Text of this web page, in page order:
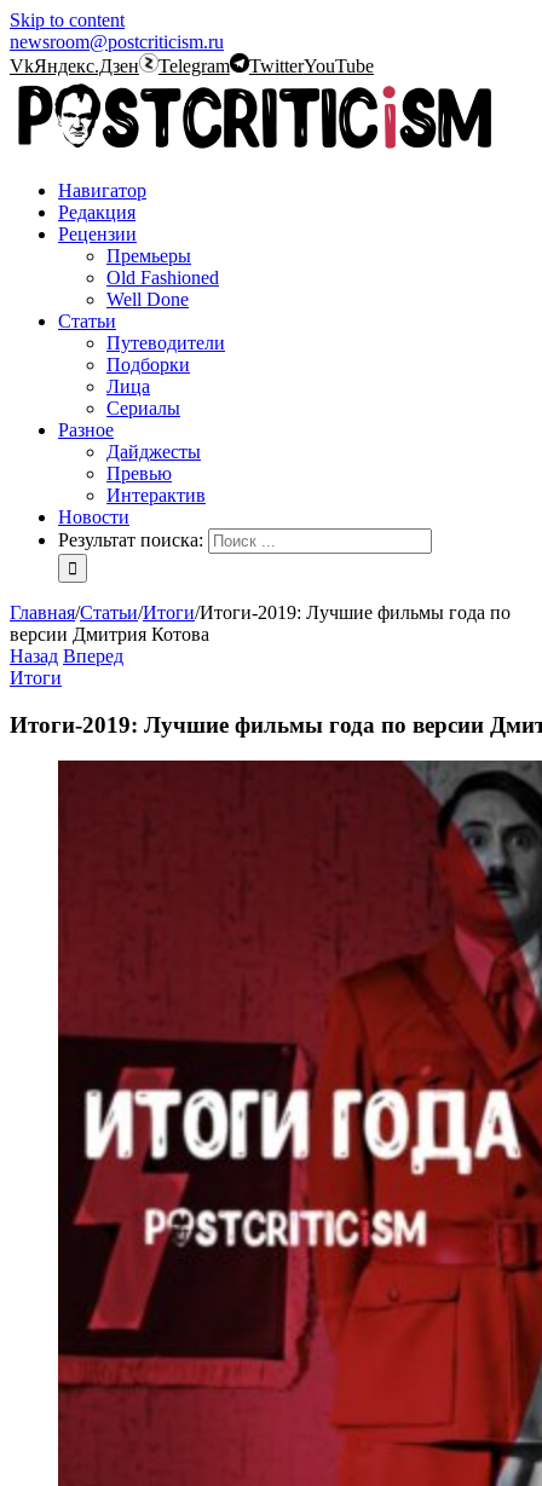
Skip to content
newsroom@postcriticism.ru
VkЯндекс.Дзен Telegram TwitterYouTube
Навигатор
Редакция
Рецензии
Премьеры
Old Fashioned
Well Done
Статьи
Путеводители
Подборки
Лица
Сериалы
Разное
Дайджесты
Превью
Интерактив
Новости
Результат поиска:
Главная/Статьи/Итоги/Итоги-2019: Лучшие фильмы года по
версии Дмитрия Котова
Назад Вперед
Итоги
Итоги-2019: Лучшие фильмы года по версии